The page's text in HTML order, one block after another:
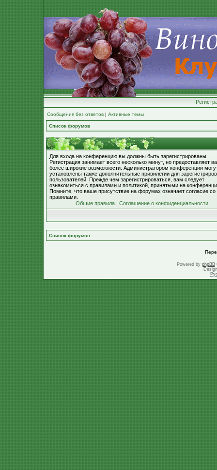
Сообщения без ответов | Активные темы
Список форумов
Для входа на конференцию вы должны быть зарегистрированы.
Регистрация занимает всего несколько минут, но предоставляет
более широкие возможности. Администратором конференции
установлены также дополнительные привилегии для
пользователей. Прежде чем зарегистрироваться, вам следует
ознакомиться с правилами и политикой, принятыми на
Помните, что ваше присутствие на форумах означает согласие со
правилами.
Общие правила | Соглашение о конфиденциальности
Список форумов
Powered by phpBB